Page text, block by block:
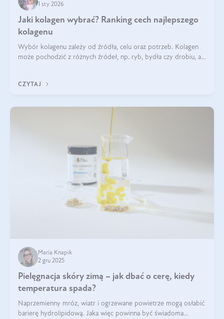
1 sty 2026
Jaki kolagen wybrać? Ranking cech najlepszego
kolagenu
Wybór kolagenu zależy od źródła, celu oraz potrzeb. Kolagen
może pochodzić z różnych źródeł, np. ryb, bydła czy drobiu, a
bydlęcy.
CZYTAJ
Maria Knapik
2 gru 2025
Pielęgnacja skóry zimą – jak dbać o cerę, kiedy
temperatura spada?
Naprzemienny mróz, wiatr i ogrzewane powietrze mogą osłabić
barierę hydrolipidową. Jaka więc powinna być świadoma